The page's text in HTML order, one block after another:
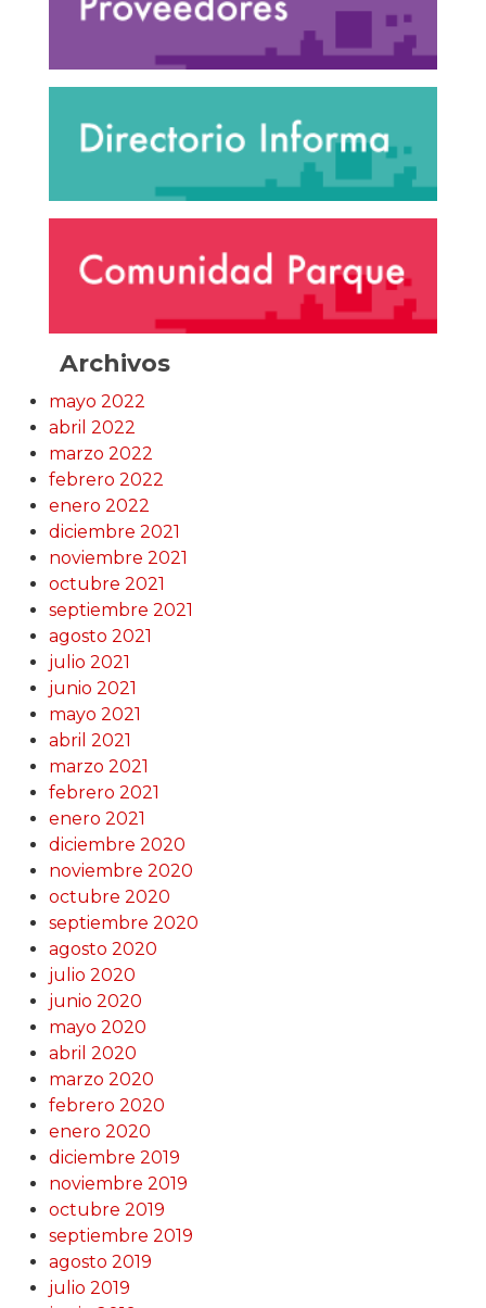
Archivos
mayo 2022
abril 2022
marzo 2022
febrero 2022
enero 2022
diciembre 2021
noviembre 2021
octubre 2021
septiembre 2021
agosto 2021
julio 2021
junio 2021
mayo 2021
abril 2021
marzo 2021
febrero 2021
enero 2021
diciembre 2020
noviembre 2020
octubre 2020
septiembre 2020
agosto 2020
julio 2020
junio 2020
mayo 2020
abril 2020
marzo 2020
febrero 2020
enero 2020
diciembre 2019
noviembre 2019
octubre 2019
septiembre 2019
agosto 2019
julio 2019